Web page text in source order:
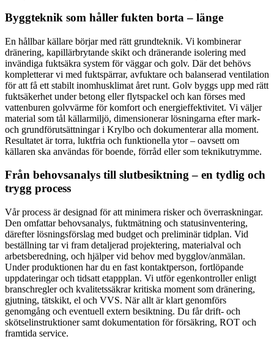
Byggteknik som håller fukten borta – länge
En hållbar källare börjar med rätt grundteknik. Vi kombinerar
dränering, kapillärbrytande skikt och dränerande isolering med
invändiga fuktsäkra system för väggar och golv. Där det behövs
kompletterar vi med fuktspärrar, avfuktare och balanserad ventilation
för att få ett stabilt inomhusklimat året runt. Golv byggs upp med rätt
fuktsäkerhet under betong eller flytspackel och kan förses med
vattenburen golvvärme för komfort och energieffektivitet. Vi väljer
material som tål källarmiljö, dimensionerar lösningarna efter mark-
och grundförutsättningar i Krylbo och dokumenterar alla moment.
Resultatet är torra, luktfria och funktionella ytor – oavsett om
källaren ska användas för boende, förråd eller som teknikutrymme.
Från behovsanalys till slutbesiktning – en tydlig och
trygg process
Vår process är designad för att minimera risker och överraskningar.
Den omfattar behovsanalys, fuktmätning och statusinventering,
därefter lösningsförslag med budget och preliminär tidplan. Vid
beställning tar vi fram detaljerad projektering, materialval och
arbetsberedning, och hjälper vid behov med bygglov/anmälan.
Under produktionen har du en fast kontaktperson, fortlöpande
uppdateringar och tidsatt etappplan. Vi utför egenkontroller enligt
branschregler och kvalitetssäkrar kritiska moment som dränering,
gjutning, tätskikt, el och VVS. När allt är klart genomförs
genomgång och eventuell extern besiktning. Du får drift- och
skötselinstruktioner samt dokumentation för försäkring, ROT och
framtida service.